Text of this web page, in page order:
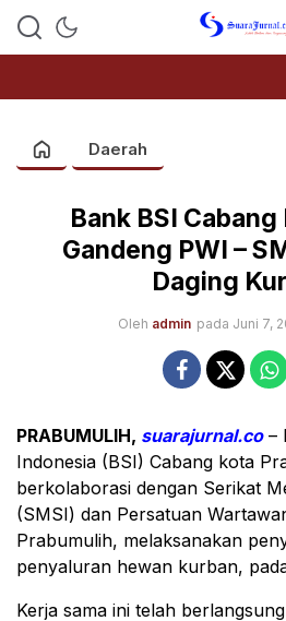
Daerah
Bank BSI
Gandeng PWI –
Daging
Oleh admin pada Juni 7,
PRABUMULIH, suarajurnal.co–
Indonesia (BSI) Cabang kota
berkolaborasi dengan Serikat
(SMSI) dan Persatuan
Prabumulih, melaksanakan
penyaluran hewan kurban,
Kerja sama ini telah